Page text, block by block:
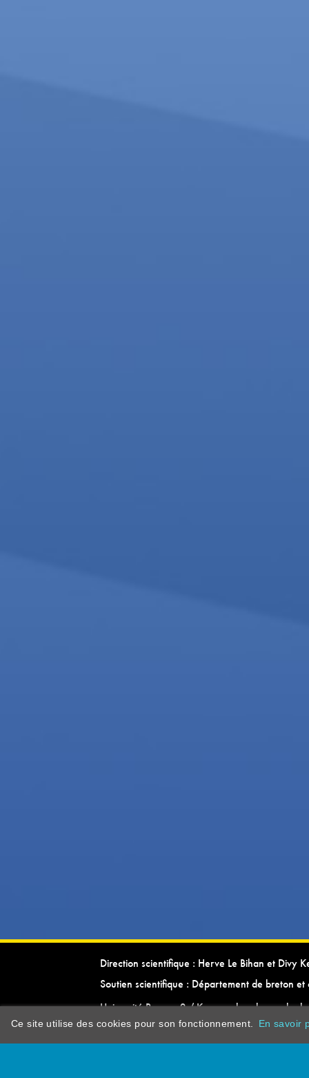
Direction scientifique : Herve Le Bihan et Divy
Soutien scientifique : Département de breton et
Université Rennes 2 / Kevrenn brezhoneg ha
Ce site utilise des cookies pour son fonctionnement. En savoir